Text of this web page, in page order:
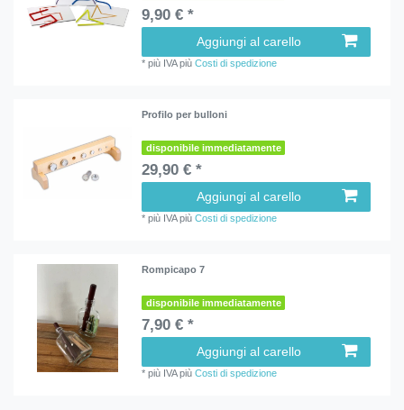
9,90 € *
Aggiungi al carello
*più IVApiùCosti di spedizione
Profilo per bulloni
disponibile immediatamente
29,90 € *
Aggiungi al carello
*più IVApiùCosti di spedizione
Rompicapo 7
disponibile immediatamente
7,90 € *
Aggiungi al carello
*più IVApiùCosti di spedizione